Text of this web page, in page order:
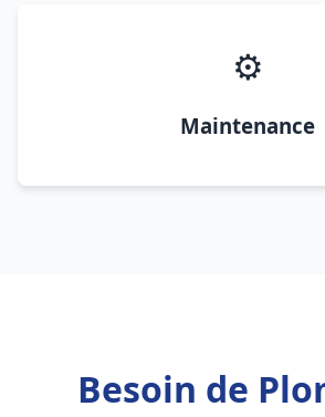
⚙️
Maintenance
Besoin de